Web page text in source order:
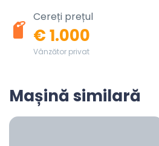
Cereți prețul
€ 1.000
Vânzător privat
Mașină similară